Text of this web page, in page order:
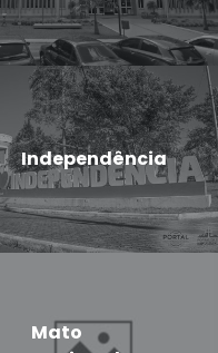
Independência
Mato